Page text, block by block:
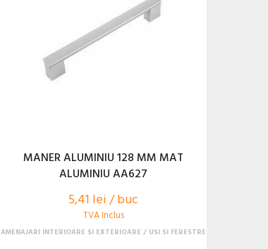
MANER ALUMINIU 128 MM MAT
ALUMINIU AA627
5,41 lei / buc
TVA Inclus
AMENAJARI INTERIOARE SI EXTERIOARE USI SI FERESTRE